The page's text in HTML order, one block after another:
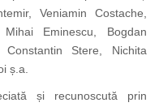
Veniamin Costache,
Eminescu, Bogdan
Stere, Nichita
ș.a.
și recunoscută prin